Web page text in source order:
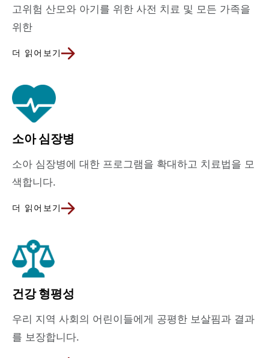
고위험 산모와 아기를 위한 사전 치료 및 모든 가족을
위한
더 읽어보기
소아 심장병
소아 심장병에 대한 프로그램을 확대하고 치료법을 모
색합니다.
더 읽어보기
건강 형평성
우리 지역 사회의 어린이들에게 공평한 보살핌과 결과
를 보장합니다.